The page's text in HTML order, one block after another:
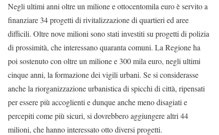
Negli ultimi anni oltre un milione e ottocentomila euro è servito a
finanziare 34 progetti di rivitalizzazione di quartieri ed aree
difficili. Oltre nove milioni sono stati investiti su progetti di polizia
di prossimità, che interessano quaranta comuni. La Regione ha
poi sostenuto con oltre un milione e 300 mila euro, negli ultimi
cinque anni, la formazione dei vigili urbani. Se si considerasse
anche la riorganizzazione urbanistica di spicchi di città, ripensati
per essere più accoglienti e dunque anche meno disagiati e
percepiti come più sicuri, si dovrebbero aggiungere altri 44
milioni, che hanno interessato otto diversi progetti.